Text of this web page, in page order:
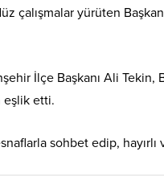
çalışmalar yürüten
İlçe Başkanı Ali
eşlik etti.
sohbet edip,